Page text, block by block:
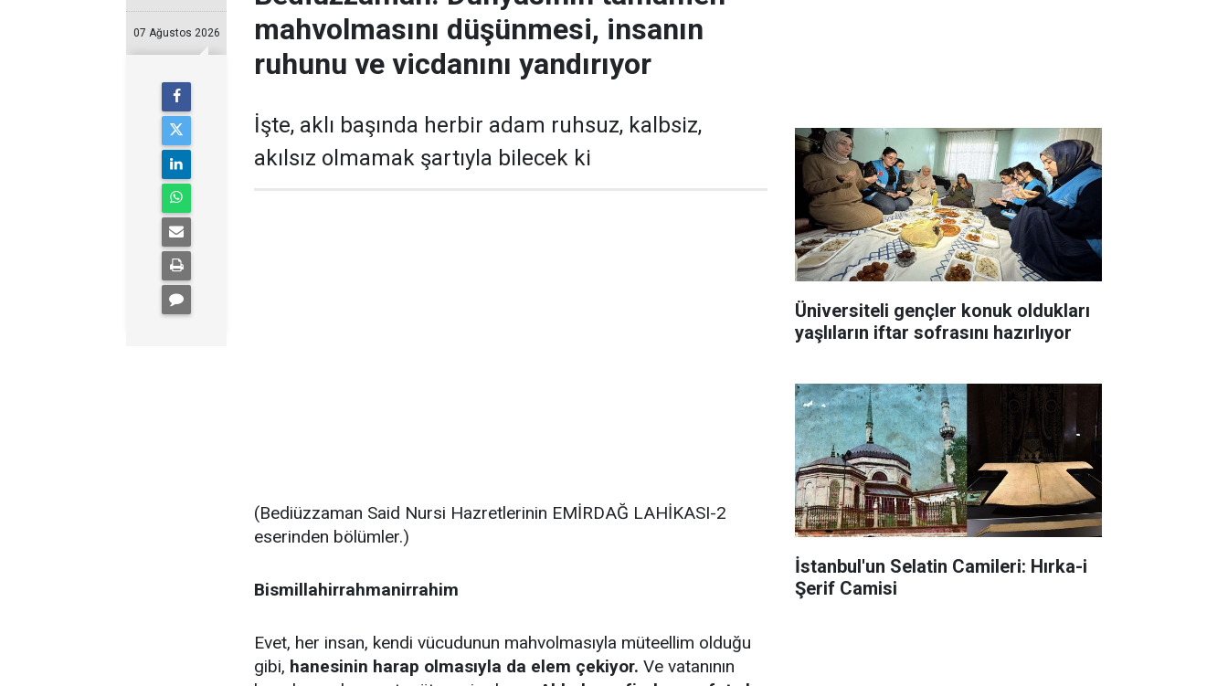
07 Ağustos 2026
mahvolmasını düşünmesi, insanın
ruhunu ve vicdanını yandırıyor
İşte, aklı başında herbir adam ruhsuz, kalbsiz,
akılsız olmamak şartıyla bilecek ki
(Bediüzzaman Said Nursi Hazretlerinin EMİRDAĞ LAHİKASI-2
eserinden bölümler.)
Bismillahirrahmanirrahim
Evet, her insan, kendi vücudunun mahvolmasıyla müteellim olduğu
gibi, hanesinin harap olmasıyla da elem çekiyor. Ve vatanının
Üniversiteli gençler konuk oldukları
yaşlıların iftar sofrasını hazırlıyor
İstanbul'un Selatin Camileri: Hırka-i
Şerif Camisi